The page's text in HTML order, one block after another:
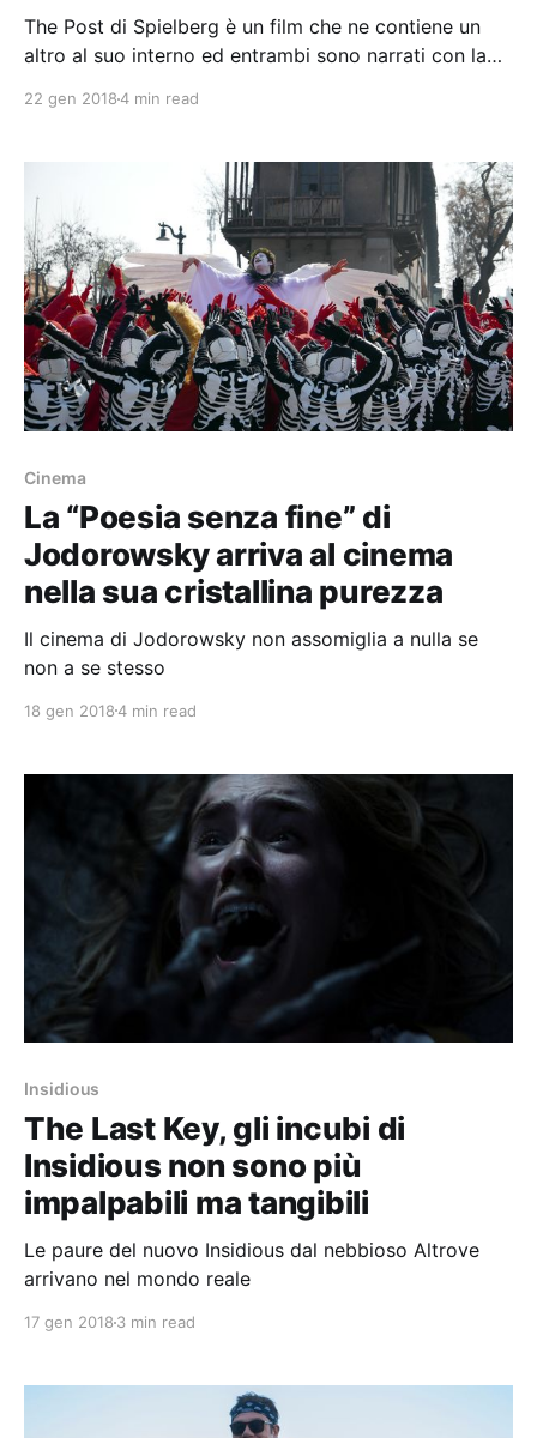
The Post di Spielberg è un film che ne contiene un
altro al suo interno ed entrambi sono narrati con la
22 gen 20184 min read
Cinema
La “Poesia senza fine” di
Jodorowsky arriva al cinema
nella sua cristallina purezza
Il cinema di Jodorowsky non assomiglia a nulla se
non a se stesso
18 gen 20184 min read
Insidious
The Last Key, gli incubi di
Insidious non sono più
impalpabili ma tangibili
Le paure del nuovo Insidious dal nebbioso Altrove
arrivano nel mondo reale
17 gen 2018 3 min read